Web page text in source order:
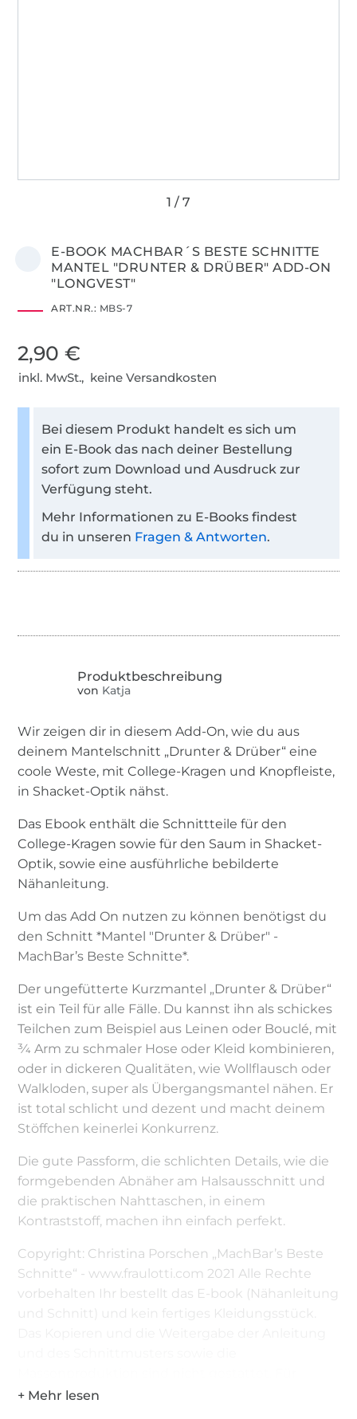
E-BOOK MACHBAR´S BESTE SCHNITTE
MANTEL "DRUNTER & DRÜBER" ADD-ON
"LONGVEST"
ART.NR.: MBS-7
2,90 €
inkl. MwSt., keine Versandkosten
Bei diesem Produkt handelt es sich um
ein E-Book das nach deiner Bestellung
sofort zum Download und Ausdruck zur
Verfügung steht.
Mehr Informationen zu E-Books findest
du in unseren Fragen & Antworten.
von Katja
Wir zeigen dir in diesem Add-On, wie du aus
deinem Mantelschnitt „Drunter & Drüber“ eine
coole Weste, mit College-Kragen und Knopfleiste,
in Shacket-Optik nähst.
Das Ebook enthält die Schnittteile für den
College-Kragen sowie für den Saum in Shacket-
Optik, sowie eine ausführliche bebilderte
Nähanleitung.
Um das Add On nutzen zu können benötigst du
den Schnitt *Mantel "Drunter & Drüber" -
MachBar’s Beste Schnitte*.
Der ungefütterte Kurzmantel „Drunter & Drüber“
ist ein Teil für alle Fälle. Du kannst ihn als schickes
Teilchen zum Beispiel aus Leinen oder Bouclé, mit
3⁄4 Arm zu schmaler Hose oder Kleid kombinieren,
oder in dickeren Qualitäten, wie Wollflausch oder
Walkloden, super als Übergangsmantel nähen. Er
ist total schlicht und dezent und macht deinem
Stöffchen keinerlei Konkurrenz.
Die gute Passform, die schlichten Details, wie die
formgebenden Abnäher am Halsausschnitt und
die praktischen Nahttaschen, in einem
Kontraststoff, machen ihn einfach perfekt.
Copyright: Christina Porschen „MachBar’s Beste
Schnitte“ - www.fraulotti.com 2021 Alle Rechte
vorbehalten Ihr bestellt das E-book (Nähanleitung
und Schnitt) und kein fertiges Kleidungsstück.
eventuelle Fehler in der Anleitung oder dem